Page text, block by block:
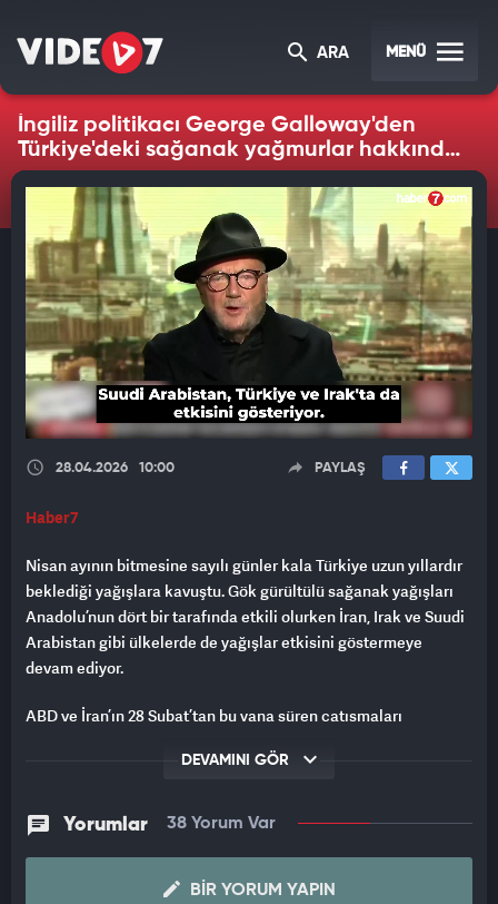
ARA MENÜ
İngiliz politikacı George Galloway'den
Türkiye'deki sağanak yağmurlar hakkında
konuştu: Nehirler suyla doldu...
28.04.2026 10:00 PAYLAŞ
Haber7
Nisan ayının bitmesine sayılı günler kala Türkiye uzun yıllardır
beklediği yağışlara kavuştu. Gök gürültülü sağanak yağışları
Anadolu’nun dört bir tarafında etkili olurken İran, Irak ve Suudi
Arabistan gibi ülkelerde de yağışlar etkisini göstermeye
devam ediyor.
ABD ve İran’ın 28 Şubat’tan bu yana süren çatışmaları
edilmesinin ardından yağışların Ortadoğu ve Türkiye
oranı yüzde 80’e ulaşmış durumda.
İngiliz politikacı Georg Galloway’de İran ve ABD savaşına
ilişkin kritik değerlendirmelerde bulunurken Türkiye ve bölge
DEVAMINI GÖR
Yorumlar 38 Yorum Var
BIR YORUM YAPIN